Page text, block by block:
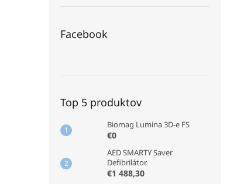
Facebook
Top 5 produktov
Biomag Lumina 3D-e FS
€0
AED SMARTY Saver
Defibrilátor
€1 488,30